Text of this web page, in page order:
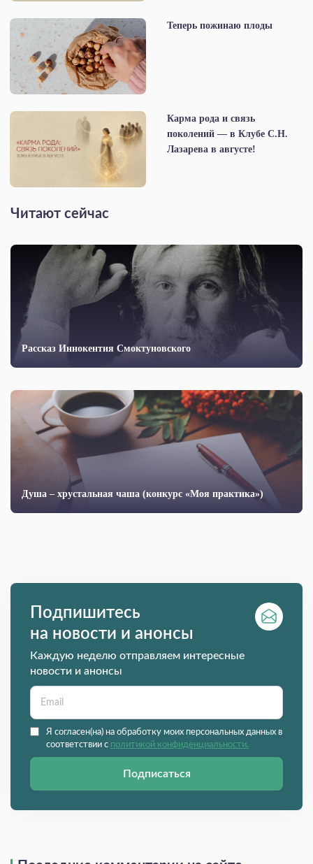
Теперь пожинаю плоды
Карма рода и связь
поколений — в Клубе С.Н.
Лазарева в августе!
Читают сейчас
Рассказ Иннокентия Смоктуновского
Душа – хрустальная чаша (конкурс «Моя практика»)
Подпишитесь
на новости и анонсы
Каждую неделю отправляем интересные
новости и анонсы
Я согласен(на) на обработку моих персональных данных в
соответствии с политикой конфиденциальности.
Подписаться